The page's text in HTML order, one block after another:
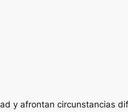
y afrontan circunstancias